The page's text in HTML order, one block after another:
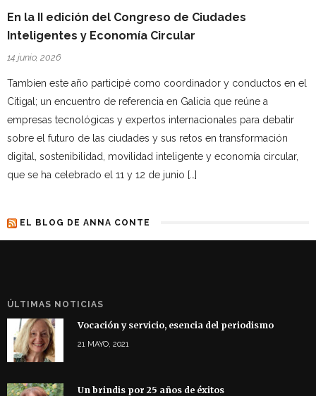
En la II edición del Congreso de Ciudades
Inteligentes y Economía Circular
14 junio, 2026
Tambien este año participé como coordinador y conductos en el
Citigal; un encuentro de referencia en Galicia que reúne a
empresas tecnológicas y expertos internacionales para debatir
sobre el futuro de las ciudades y sus retos en transformación
digital, sostenibilidad, movilidad inteligente y economía circular,
que se ha celebrado el 11 y 12 de junio […]
EL BLOG DE ANNA CONTE
ÚLTIMAS NOTICIAS
Vocación y servicio, esencia del periodismo
21 MAYO, 2021
Un brindis por 25 años de éxitos